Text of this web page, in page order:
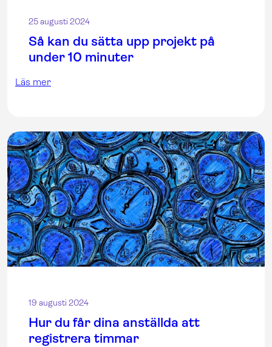
25 augusti 2024
Så kan du sätta upp projekt på
under 10 minuter
Läs mer
19 augusti 2024
Hur du får dina anställda att
registrera timmar